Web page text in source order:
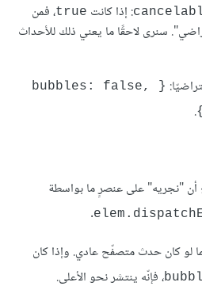
: إذا كانت true، فمن
سنرى لاحقًا ما يعني ذلك للأحداث
{bubbles: false,
.
أن "نجريه" على عنصرٍ ما بواسطة
.
لو كان حدث متصفّح عادي. وإذا كان
، فإنّه ينتشر نحو الأعلى.